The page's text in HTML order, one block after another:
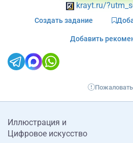
krayt.ru/
Создать задание
Добавить
Иллюстрация и
Цифровое искусство